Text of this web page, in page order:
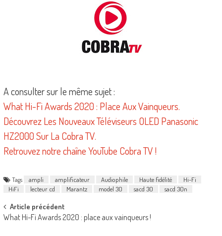
A consulter sur le même sujet :
What Hi-Fi Awards 2020 : Place Aux Vainqueurs.
Découvrez Les Nouveaux Téléviseurs OLED Panasonic
HZ2000 Sur La Cobra TV.
Retrouvez notre chaîne YouTube Cobra TV !
Tags ampli amplificateur Audiophile Haute fidélité
Hi-Fi
HiFi
lecteur cd Marantz model 30 sacd 30 sacd 30n
Post
navigation
Article précédent
What Hi-Fi Awards 2020 : place aux vainqueurs !